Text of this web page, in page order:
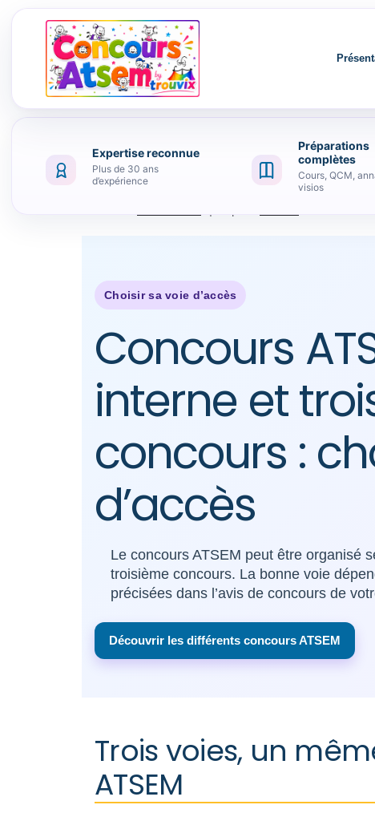
Expertise reconnue
Plus de 30 ans
d’expérience
Préparations
complètes
Cours, QCM,
visios
Choisir sa voie d’accès
Concours
interne et
concours :
d’accès
Le concours ATSEM peut être organisé
troisième concours. La bonne voie
précisées dans l’avis de concours de
Découvrir les différents concours ATSEM
Trois voies, un
ATSEM